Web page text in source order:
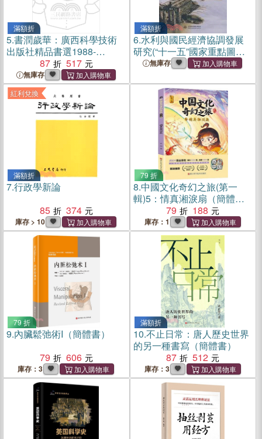
滿額折
5.書潤歲華：廣西科學技術
出版社精品書選1988-
2018（簡體書）
87 517
無庫存
滿額折
6.水利與國民經濟協調發展
研究(“十一五”國家重點圖書
出版規劃專案 國家科學技術
（簡體書）
無庫存
紅利兌換
滿額折
7.行政學新論
85
374
庫存 > 10
79 折
8.中國文化奇幻之旅(第一
輯)5：情真湘淚扇（簡體
79 188
庫存：1
79 折
9.內臟鬆弛術I（簡體書）
79
606
庫存：3
滿額折
10.不止日常：唐人歷史世界
的另一種書寫（簡體書）
87
512
庫存：3